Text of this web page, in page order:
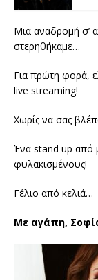
Μια αναδρομή σ’
στερηθήκαμε…
Για πρώτη φορά,
live streaming!
Χωρίς να σας
Ένα stand up από
φυλακισμένους!
Γέλιο από κελιά…
Με αγάπη,